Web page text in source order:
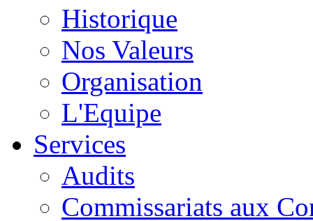
Historique
Nos Valeurs
Organisation
L'Equipe
Services
Audits
Commissariats aux